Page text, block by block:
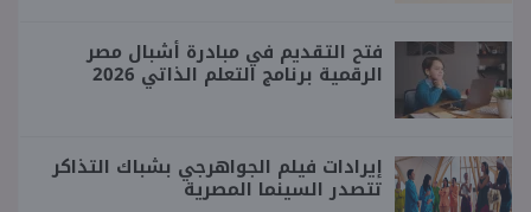
فتح التقديم في مبادرة أشبال مصر
الرقمية برنامج التعلم الذاتي 2026
إيرادات فيلم الجواهرجي بشباك التذاكر
تتصدر السينما المصرية